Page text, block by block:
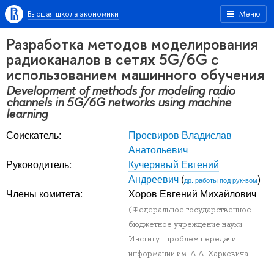
Меню
Высшая школа экономики
Разработка методов моделирования
радиоканалов в сетях 5G/6G с
использованием машинного обучения
Development of methods for modeling radio
channels in 5G/6G networks using machine
learning
Соискатель:
Просвиров Владислав
Анатольевич
Руководитель:
Кучерявый Евгений
Андреевич (др. работы под рук-вом)
Члены комитета:
Хоров Евгений Михайлович
(Федеральное государственное
бюджетное учреждение науки
Институт проблем передачи
информации им. А.А. Харкевича